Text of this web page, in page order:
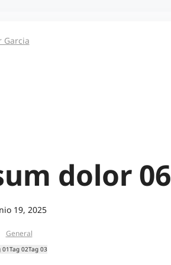
dolor 06
19, 2025
General
01Tag 02Tag 03